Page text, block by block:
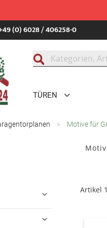
(0) 6028 / 406258-0
TÜREN
Motive für
Artikel